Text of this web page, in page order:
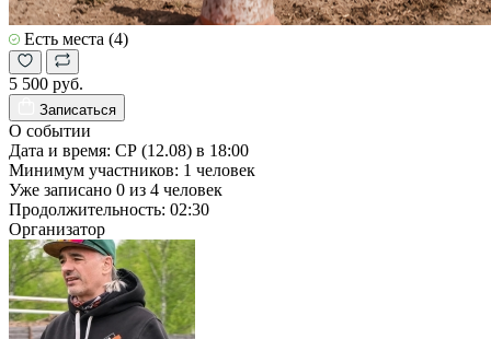
Есть места (4)
5 500 руб.
Записаться
О событии
Дата и время: СР (12.08) в 18:00
Минимум участников: 1 человек
Уже записано 0 из 4 человек
Продолжительность: 02:30
Организатор